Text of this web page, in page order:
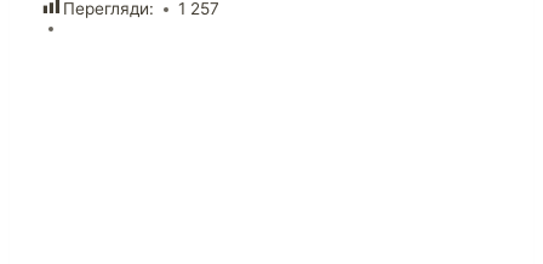
Перегляди: 1 257